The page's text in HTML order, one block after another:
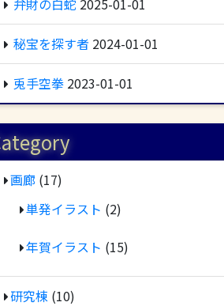
弁財の白蛇 2025-01-01
秘宝を探す者 2024-01-01
兎手空拳 2023-01-01
画廊 (17)
単発イラスト (2)
年賀イラスト (15)
研究棟 (10)